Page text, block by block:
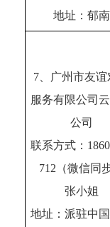
地址：郁南
7、广州市友谊
服务有限公司
公司
联系方式：
712（微信同步
张小姐
地址：派驻中